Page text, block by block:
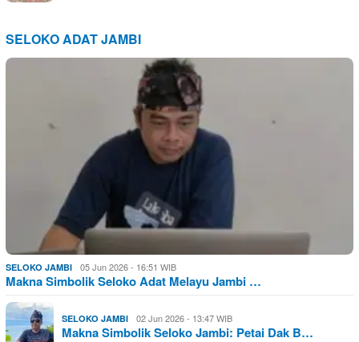
SELOKO ADAT JAMBI
SELOKO JAMBI 05 Jun 2026 - 16:51 WIB
Makna Simbolik Seloko Adat Melayu Jambi …
SELOKO JAMBI 02 Jun 2026 - 13:47 WIB
Makna Simbolik Seloko Jambi: Petai Dak B…